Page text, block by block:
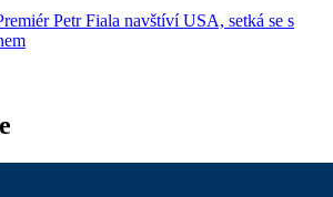
Petr Fiala navštíví USA, setká se s